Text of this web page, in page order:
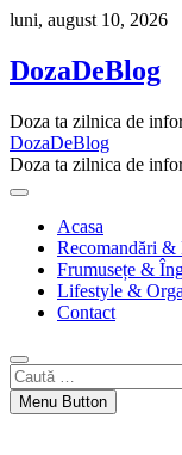
Skip
content
luni, august 10, 2026
DozaDeBlog
Doza ta zilnica de
DozaDeBlog
Doza ta zilnica de
Acasa
Recomandări &
Frumusețe &
Lifestyle &
Contact
Caută
…Menu Button